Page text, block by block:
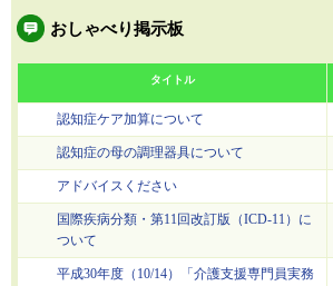
おしゃべり掲示板
タイトル
認知症ケア加算について
認知症の母の調理器具について
アドバイスください
国際疾病分類・第11回改訂版（ICD-11）に
ついて
平成30年度（10/14）「介護支援専門員実務